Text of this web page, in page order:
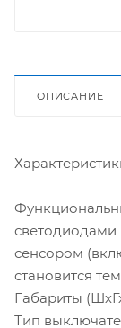
ОПИСАНИЕ
светодиодами
сенсором
становится
Габариты
Тип